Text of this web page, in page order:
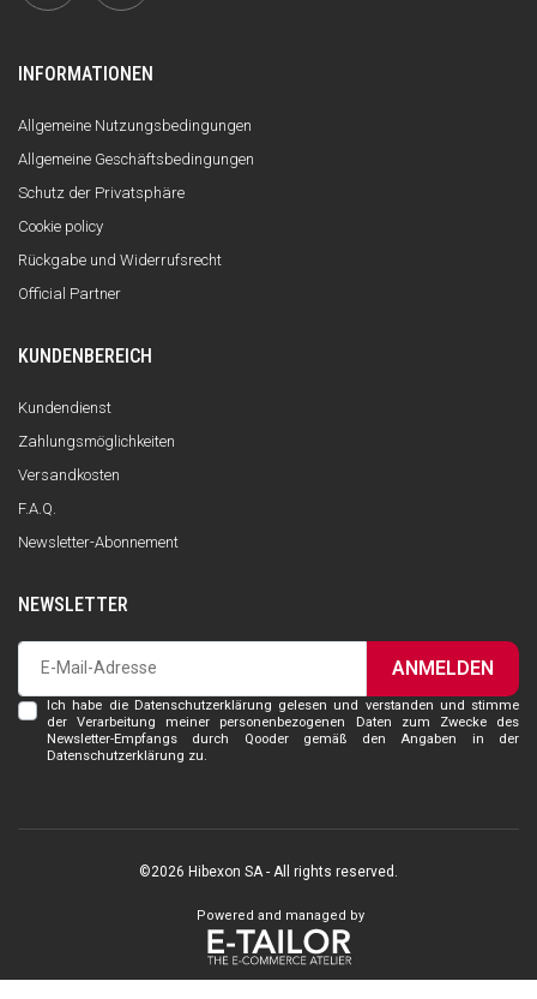
INFORMATIONEN
Allgemeine Nutzungsbedingungen
Allgemeine Geschäftsbedingungen
Schutz der Privatsphäre
Cookie policy
Rückgabe und Widerrufsrecht
Official Partner
KUNDENBEREICH
Kundendienst
Zahlungsmöglichkeiten
Versandkosten
F.A.Q.
Newsletter-Abonnement
NEWSLETTER
ANMELDEN
Ich habe die Datenschutzerklärung gelesen und verstanden und stimme
der Verarbeitung meiner personenbezogenen Daten zum Zwecke des
Newsletter-Empfangs durch Qooder gemäß den Angaben in der
Datenschutzerklärung zu.
©2026 Hibexon SA - All rights reserved.
Powered and managed by